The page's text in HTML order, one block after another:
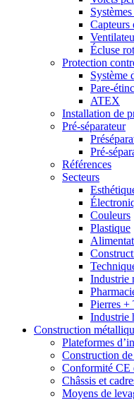
Capteurs
Écluse
Protection
Système
Pare-
ATEX
Installation de
Pré-séparateur
Pré-
Références
Secteurs
Couleurs
Plastique
Industrie
Pierres +
Industrie
Construction
Plateformes
Construction
Conformité CE
Châssis et
Moyens de